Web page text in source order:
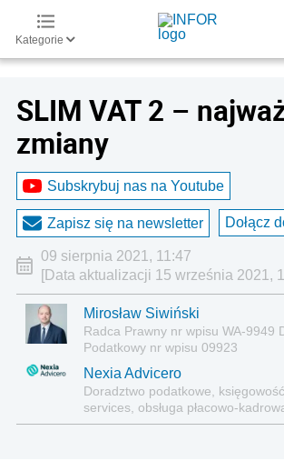
Kategorie
SLIM VAT 2 –
zmiany
Subskrybuj nas na Youtube
Zapisz się na newsletter Dołącz
09 sierpnia 2021, 11:47
[Data aktualizacji 15 września 2021,
Mirosław Siwiński
Radca Prawny nr wpisu WA-9949
Podatkowy nr wpisu 09923
Nexia Advicero
Doradztwo podatkowe,
services, obsługa płacowo-